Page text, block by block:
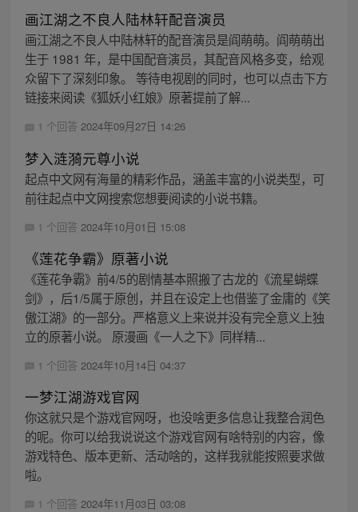
画江湖之不良人陆林轩配音演员
画江湖之不良人中陆林轩的配音演员是阎萌萌。阎萌萌出
生于 1981 年，是中国配音演员，其配音风格多变，给观
众留下了深刻印象。 等待电视剧的同时，也可以点击下方
链接来阅读《狐妖小红娘》原著提前了解...
1 个回答 2024年09月27日 14:26
梦入涟漪元尊小说
起点中文网有海量的精彩作品，涵盖丰富的小说类型，可
前往起点中文网搜索您想要阅读的小说书籍。
1 个回答 2024年10月01日 15:08
《莲花争霸》原著小说
《莲花争霸》前4/5的剧情基本照搬了古龙的《流星蝴蝶
剑》，后1/5属于原创，并且在设定上也借鉴了金庸的《笑
傲江湖》的一部分。严格意义上来说并没有完全意义上独
立的原著小说。 原漫画《一人之下》同样精...
1 个回答 2024年10月14日 04:37
一梦江湖游戏官网
你这就只是个游戏官网呀，也没啥更多信息让我整合润色
的呢。你可以给我说说这个游戏官网有啥特别的内容，像
游戏特色、版本更新、活动啥的，这样我就能按照要求做
啦。
1 个回答 2024年11月03日 03:08